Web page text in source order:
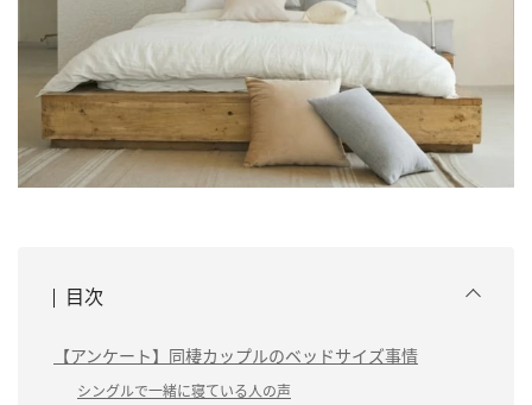
目次
【アンケート】同棲カップルのベッドサイズ事情
シングルで一緒に寝ている人の声